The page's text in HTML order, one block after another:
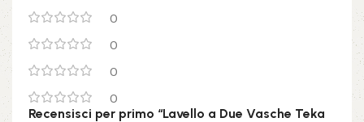
0
0
0
0
Recensisci per primo “Lavello a Due Vasche Teka